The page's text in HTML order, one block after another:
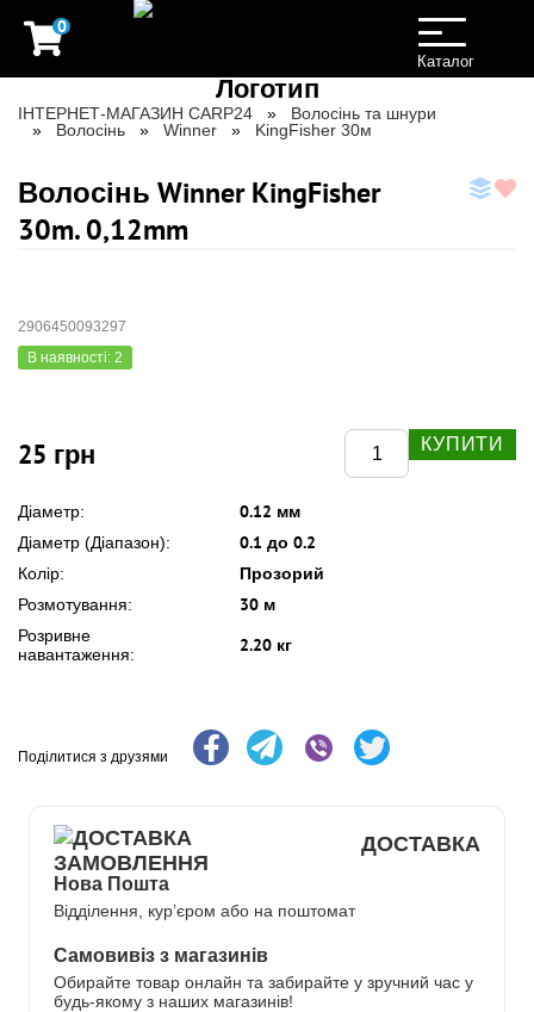
0
Toggle
navigation
Каталог
ІНТЕРНЕТ-МАГАЗИН CARP24
Волосінь та шнури
Волосінь
Winner KingFisher 30м
Волосінь Winner KingFisher
30m. 0,12mm
2906450093297
В наявності: 2
25 грн КУПИТИ
Діаметр: 0.12 мм
Діаметр (Діапазон): 0.1 до 0.2
Колір: Прозорий
Розмотування: 30 м
Розривне
навантаження:
2.20 кг
Поділитися з друзями
ДОСТАВКА
Нова Пошта
Відділення, кур’єром або на поштомат
Самовивіз з магазинів
Обирайте товар онлайн та забирайте у зручний час у
будь-якому з наших магазинів!